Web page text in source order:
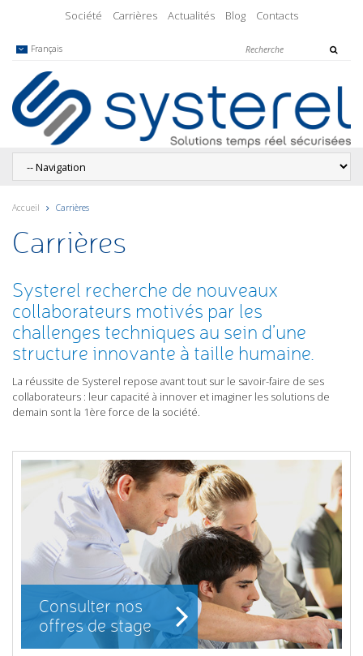
Société Carrières Actualités Blog Contacts
Français
Accueil Carrières
Carrières
Systerel recherche de nouveaux
collaborateurs motivés par les
challenges techniques au sein d’une
structure innovante à taille humaine.
La réussite de Systerel repose avant tout sur le savoir-faire de ses
collaborateurs : leur capacité à innover et imaginer les solutions de
demain sont la 1ère force de la société.
Consulter nos
offres de stage